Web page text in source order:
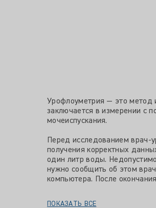
Урофлоуметрия — это метод
заключается в измерении с
мочеиспускания.
Перед исследованием врач-
получения корректных
один литр воды.
нужно сообщить об этом
компьютера. После
ПОКАЗАТЬ ВСЕ